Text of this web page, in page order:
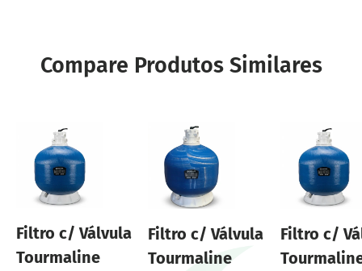
Compare Produtos Similares
Filtro c/ Válvula
Tourmaline
Filtro c/ Válvula
Tourmaline
Filtro c/